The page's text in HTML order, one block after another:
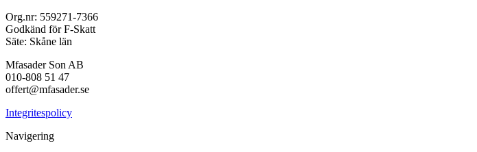
Org.nr: 559271-7366
Godkänd för F-Skatt
Säte: Skåne län
Mfasader Son AB
010-808 51 47
offert@mfasader.se
Integritespolicy
Navigering